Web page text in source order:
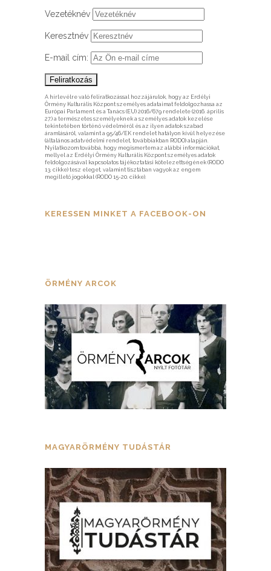
Vezetéknév
Keresztnév
E-mail cím:
A hírlevélre való feliratkozással hozzájárulok, hogy az Erdélyi
Örmény Kulturális Központ személyes adataimat feldolgozhassa az
Európai Parlament és a Tanács (EU) 2016/679 rendelete (2016. április
27.) a természetes személyeknek a személyes adatok kezelése
tekintetében történő védelméről és az ilyen adatok szabad
áramlásáról, valamint a 95/46/EK rendelet hatályon kívül helyezése
(általános adatvédelmi rendelet, továbbiakban RODO) alapján.
Nyilatkozom továbbá, hogy megismertem az alábbi információkat,
mellyel az Erdélyi Örmény Kulturális Központ személyes adatok
feldolgozásával kapcsolatos tájékoztatási kötelezettségének (RODO
13. cikke) tesz eleget, valamint tisztában vagyok az engem
megillető jogokkal (RODO 15-20. cikke).
KERESSEN MINKET A FACEBOOK-ON
ÖRMÉNY ARCOK
MAGYARÖRMÉNY TUDÁSTÁR